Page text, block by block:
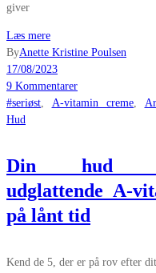
giver
Læs mere
ByAnette Kristine Poulsen
17/08/2023
9 Kommentarer
#seriøst
A-vitamin creme
Hud
Din hud
udglattende A-
på lånt tid
Kend de 5, der er på rov efter